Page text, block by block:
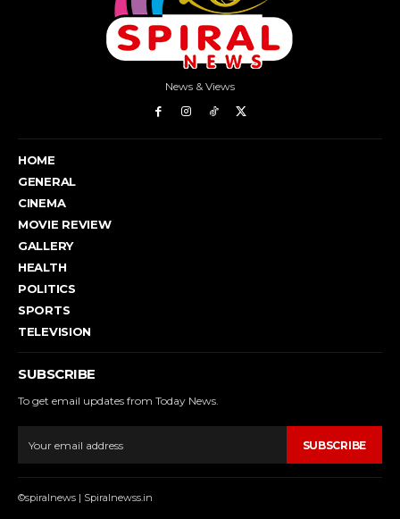
News & Views
HOME
GENERAL
CINEMA
MOVIE REVIEW
GALLERY
HEALTH
POLITICS
SPORTS
TELEVISION
SUBSCRIBE
To get email updates from Today News.
SUBSCRIBE
©spiralnews | Spiralnewss.in